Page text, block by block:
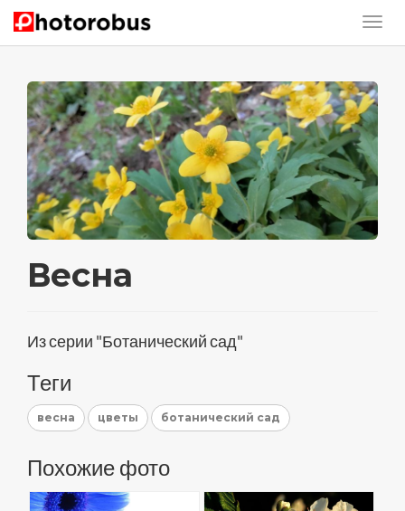
Весна
Из серии "Ботанический сад"
Теги
весна цветы ботанический сад
Похожие фото